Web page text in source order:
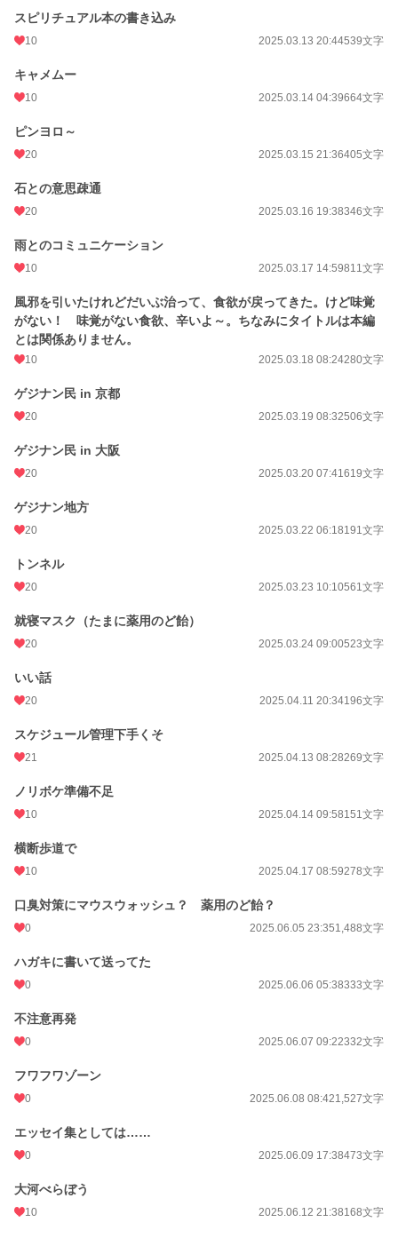
スピリチュアル本の書き込み
10 2025.03.13 20:44539文字
キャメムー
10 2025.03.14 04:39664文字
ピンヨロ～
20 2025.03.15 21:36405文字
石との意思疎通
20 2025.03.16 19:38346文字
雨とのコミュニケーション
10 2025.03.17 14:59811文字
風邪を引いたけれどだいぶ治って、食欲が戻ってきた。けど味覚
がない！ 味覚がない食欲、辛いよ～。ちなみにタイトルは本編
とは関係ありません。
10 2025.03.18 08:24280文字
ゲジナン民 in 京都
20 2025.03.19 08:32506文字
ゲジナン民 in 大阪
20 2025.03.20 07:41619文字
ゲジナン地方
20 2025.03.22 06:18191文字
トンネル
20 2025.03.23 10:10561文字
就寝マスク（たまに薬用のど飴）
20 2025.03.24 09:00523文字
いい話
20 2025.04.11 20:34196文字
スケジュール管理下手くそ
21 2025.04.13 08:28269文字
ノリボケ準備不足
10 2025.04.14 09:58151文字
横断歩道で
10 2025.04.17 08:59278文字
口臭対策にマウスウォッシュ？ 薬用のど飴？
0 2025.06.05 23:351,488文字
ハガキに書いて送ってた
0 2025.06.06 05:38333文字
不注意再発
0 2025.06.07 09:22332文字
フワフワゾーン
0 2025.06.08 08:421,527文字
エッセイ集としては……
0 2025.06.09 17:38473文字
大河べらぼう
10 2025.06.12 21:38168文字